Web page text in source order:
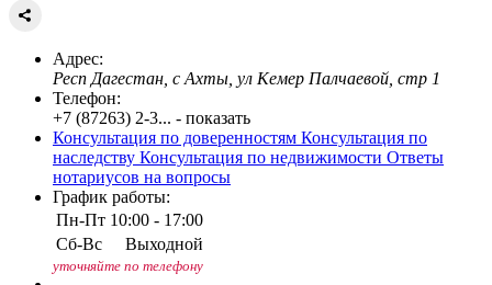
Адрес:
Респ Дагестан, с Ахты, ул Кемер Палчаевой, стр 1
Телефон:
+7 (87263) 2-3... - показать
Консультация по доверенностям Консультация по
наследству Консультация по недвижимости Ответы
нотариусов на вопросы
График работы:
Пн-Пт 10:00 - 17:00
Сб-Вс
Выходной
уточняйте по телефону